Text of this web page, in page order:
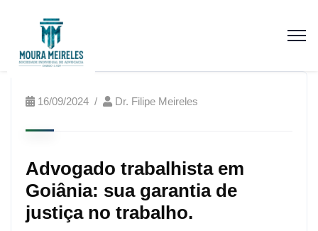
16/09/2024 Dr. Filipe Meireles
Advogado trabalhista em
Goiânia: sua garantia de
justiça no trabalho.